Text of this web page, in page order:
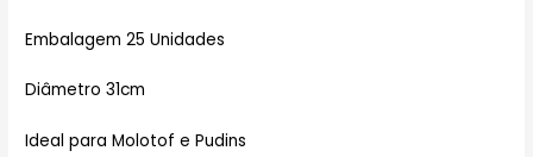
Embalagem 25 Unidades
Diâmetro 31cm
Ideal para Molotof e Pudins